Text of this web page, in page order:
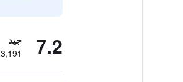
7.2 جيد
3,191 من التقييمات تم التحقق منها